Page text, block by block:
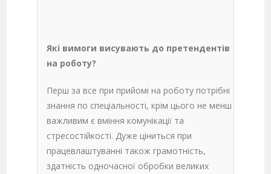
Які вимоги висувають до претендентів
на роботу?
Перш за все при прийомі на роботу потрібні
знання по спеціальності, крім цього не менш
важливим є вміння комунікації та
стресостійкості. Дуже ціниться при
працевлаштуванні також грамотність,
здатність одночасної обробки великих